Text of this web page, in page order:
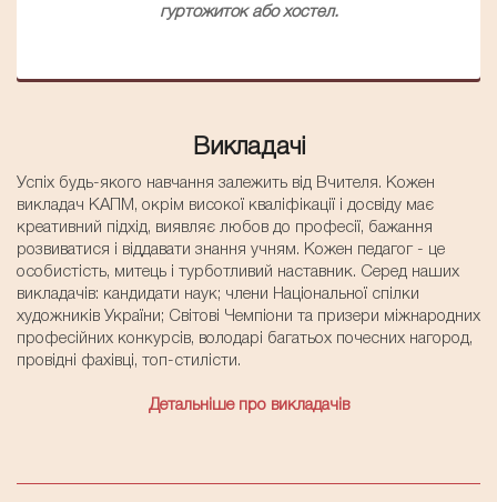
гуртожиток або хостел.
Викладачі
Успіх будь-якого навчання залежить від Вчителя. Кожен
викладач КАПМ, окрім високої кваліфікації і досвіду має
креативний підхід, виявляє любов до професії, бажання
розвиватися і віддавати знання учням. Кожен педагог - це
особистість, митець і турботливий наставник. Серед наших
викладачів: кандидати наук; члени Національної спілки
художників України; Світові Чемпіони та призери міжнародних
професійних конкурсів, володарі багатьох почесних нагород,
провідні фахівці, топ-стилісти.
Детальніше про викладачів